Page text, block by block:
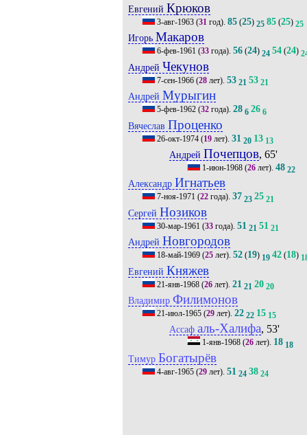
Евгений Крюков
3-авг-1963(31год). 85(25) 25 85(25) 25
Игорь Макаров
6-фев-1961 (33года). 56(24) 24 54(24)
Андрей Чекунов
7-сен-1966(28лет). 53 21 53 21
Андрей Мурыгин
5-фев-1962(32года). 28 6 26 6
Вячеслав Проценко
26-окт-1974(19лет). 31 20 13 13
Андрей Почепцов, 65'
1-июн-1968 (26 лет).48 22
Александр Игнатьев
7-ноя-1971 (22года). 37 23 25 21
Сергей Нозиков
30-мар-1961 (33года). 51 21 51 21
Андрей Новгородов
18-май-1969(25лет). 52(19) 19 42(18)
Евгений Княжев
21-янв-1968(26лет). 21 21 20 20
Владимир Филимонов
21-июл-1965(29лет). 22 22 15 15
Ассаф аль-Халифа, 53'
1-янв-1968 (26 лет). 18 18
Тимур Богатырёв
4-авг-1965(29лет). 51 24 38 24